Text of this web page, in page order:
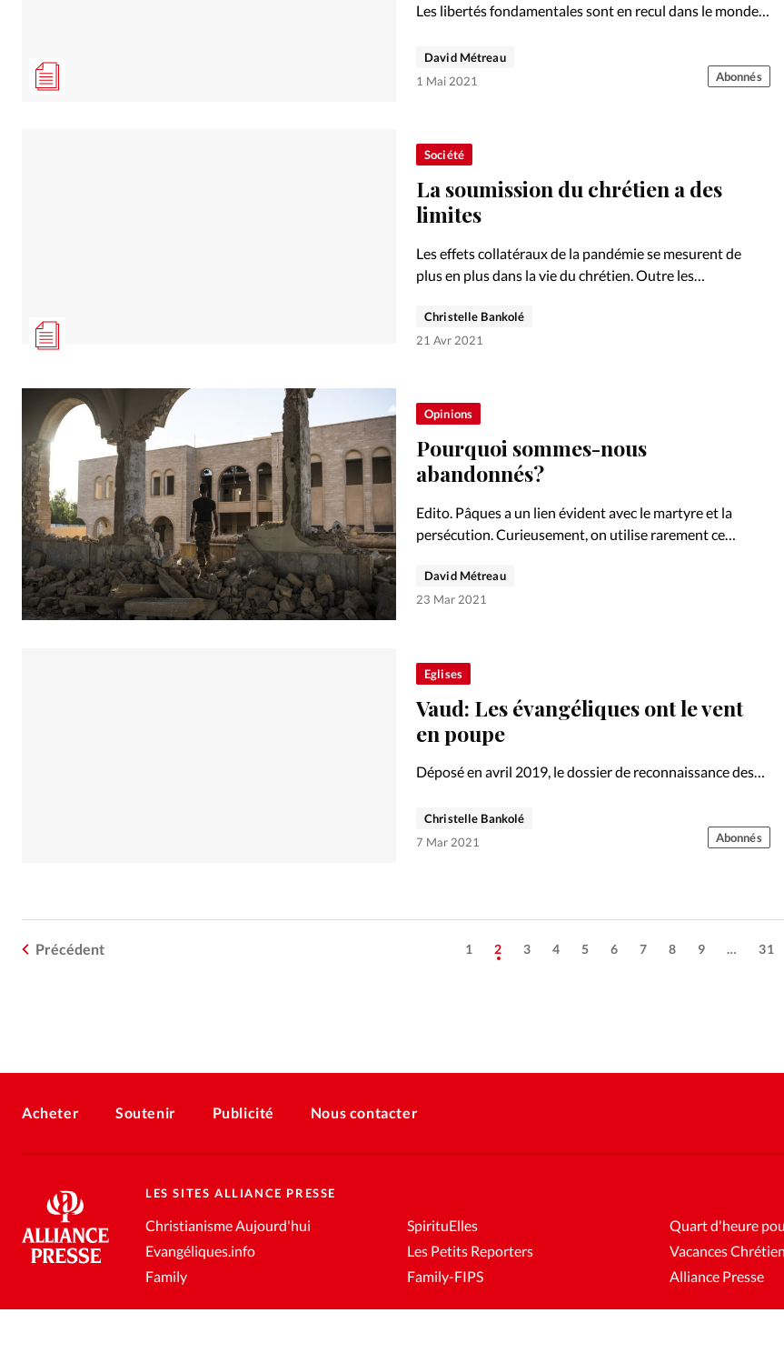
Les libertés fondamentales sont en recul dans le monde
renforcer la tendance. Mais quelles sont les
conséquences et les origines de ce recul des libertés?…
David Métreau
1 Mai 2021
Abonnés
Société
La soumission du chrétien a des
limites
Les effets collatéraux de la pandémie se mesurent de
plus en plus dans la vie du chrétien. Outre les
Christelle Bankolé
21 Avr 2021
Opinions
Pourquoi sommes-nous
abandonnés?
Edito. Pâques a un lien évident avec le martyre et la
persécution. Curieusement, on utilise rarement ce
pourtant bel et bien été persécuté par ses…
David Métreau
23 Mar 2021
Eglises
Vaud: Les évangéliques ont le vent
en poupe
Déposé en avril 2019, le dossier de reconnaissance des
connaît un coup d’accélérateur dans le canton de Vaud.
Christelle Bankolé
7 Mar 2021
Abonnés
Précédent 1 2 3 4 5 6 7 8 9 … 31
Acheter Soutenir Publicité Nous contacter
LES SITES ALLIANCE PRESSE
Christianisme Aujourd'hui
Evangéliques.info
Family
SpirituElles
Les Petits Reporters
Family-FIPS
Quart d'heure
Vacances
Alliance Presse